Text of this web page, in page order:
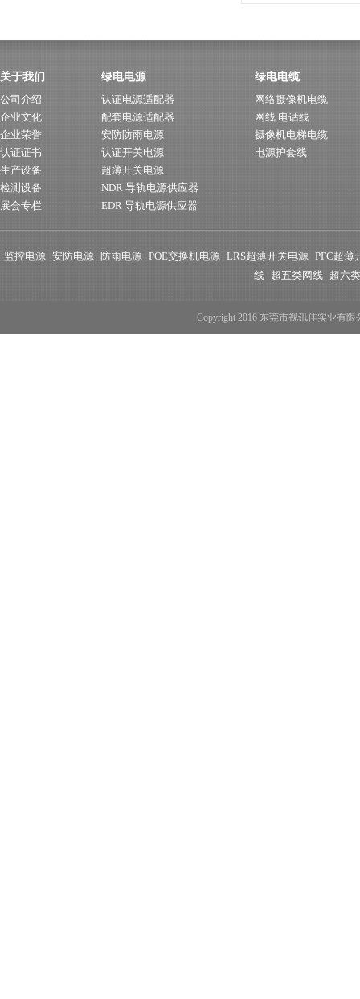
关于我们
公司介绍
企业文化
企业荣誉
认证证书
生产设备
检测设备
展会专栏
绿电电源
认证电源适配器
配套电源适配器
安防防雨电源
认证开关电源
超薄开关电源
NDR 导轨电源供应器
EDR 导轨电源供应器
绿电电缆
网络摄像机电缆
网线 电话线
摄像机电梯电缆
电源护套线
监控电源 安防电源 防雨电源 POE交换机电源 LRS超薄开关电源 PFC超薄
线 超五类网线 超六
Copyright 2016 东莞市视讯佳实业有